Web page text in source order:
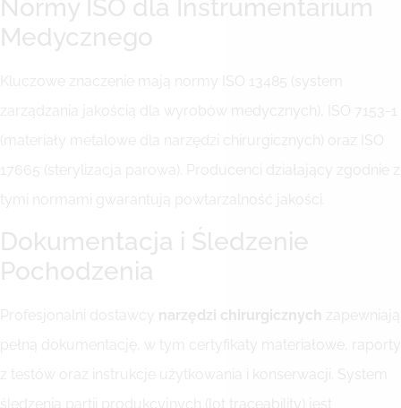
Normy ISO dla Instrumentarium
Medycznego
Kluczowe znaczenie mają normy ISO 13485 (system
zarządzania jakością dla wyrobów medycznych), ISO 7153-1
(materiały metalowe dla narzędzi chirurgicznych) oraz ISO
17665 (sterylizacja parowa). Producenci działający zgodnie z
tymi normami gwarantują powtarzalność jakości.
Dokumentacja i Śledzenie
Pochodzenia
Profesjonalni dostawcy narzędzi chirurgicznych
zapewniają
pełną dokumentację, w tym certyfikaty materiałowe, raporty
z testów oraz instrukcje użytkowania i konserwacji. System
śledzenia partii produkcyjnych (lot traceability) jest